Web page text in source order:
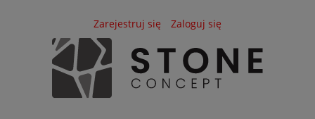
Zarejestruj się Zaloguj się